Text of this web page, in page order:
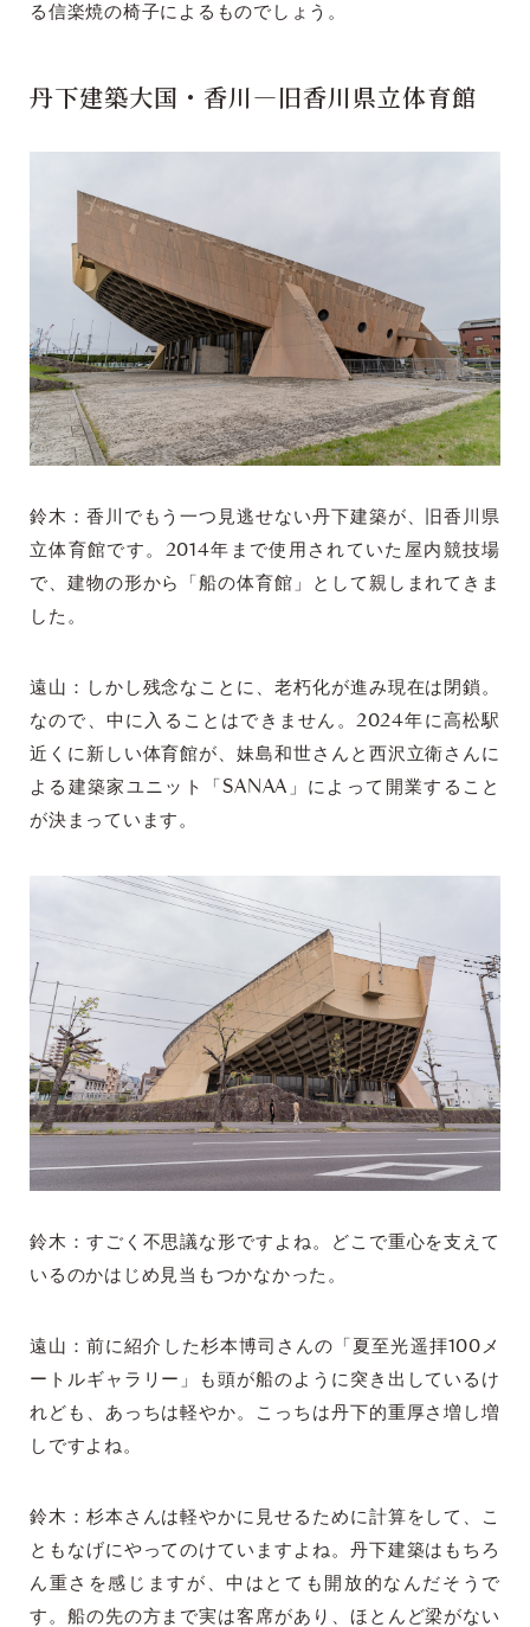
る信楽焼の椅子によるものでしょう。
丹下建築大国・香川―旧香川県立体育館
鈴木：香川でもう一つ見逃せない丹下建築が、旧香川県
立体育館です。2014年まで使用されていた屋内競技場
で、建物の形から「船の体育館」として親しまれてきま
した。
遠山：しかし残念なことに、老朽化が進み現在は閉鎖。
なので、中に入ることはできません。2024年に高松駅
近くに新しい体育館が、妹島和世さんと西沢立衛さんに
よる建築家ユニット「SANAA」によって開業すること
が決まっています。
鈴木：すごく不思議な形ですよね。どこで重心を支えて
いるのかはじめ見当もつかなかった。
遠山：前に紹介した杉本博司さんの「夏至光遥拝100メ
ートルギャラリー」も頭が船のように突き出しているけ
れども、あっちは軽やか。こっちは丹下的重厚さ増し増
しですよね。
鈴木：杉本さんは軽やかに見せるために計算をして、こ
ともなげにやってのけていますよね。丹下建築はもちろ
ん重さを感じますが、中はとても開放的なんだそうで
す。船の先の方まで実は客席があり、ほとんど梁がない